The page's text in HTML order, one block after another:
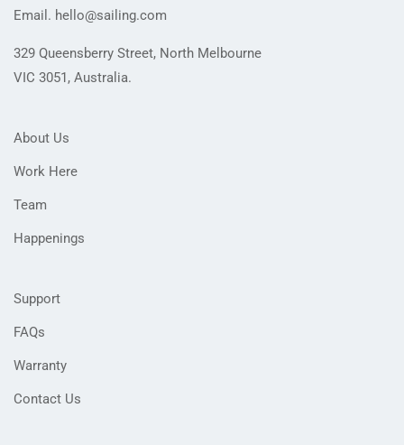
Email. hello@sailing.com
329 Queensberry Street, North Melbourne
VIC 3051, Australia.
About Us
Work Here
Team
Happenings
Support
FAQs
Warranty
Contact Us